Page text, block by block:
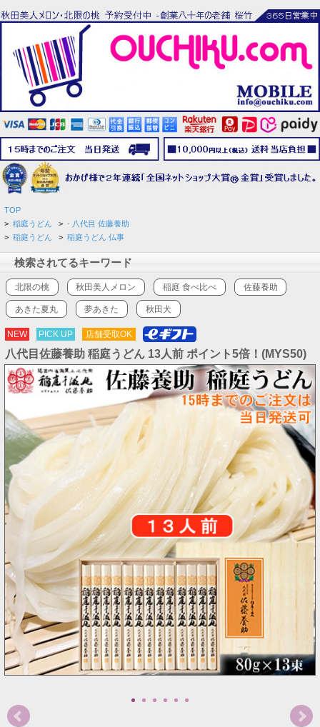
TOP
> 稲庭うどん > - 八代目 佐藤養助
> 稲庭うどん > 稲庭うどん 仏事
検索されてるキーワード
北限の桃 秋田美人メロン 稲庭 食べ比べ 佐藤養助
あきた夏丸 夢あきた 秋田犬
NEW PICK UP 店舗受取OK
八代目佐藤養助 稲庭うどん 13人前 ポイント5倍！(MYS50)